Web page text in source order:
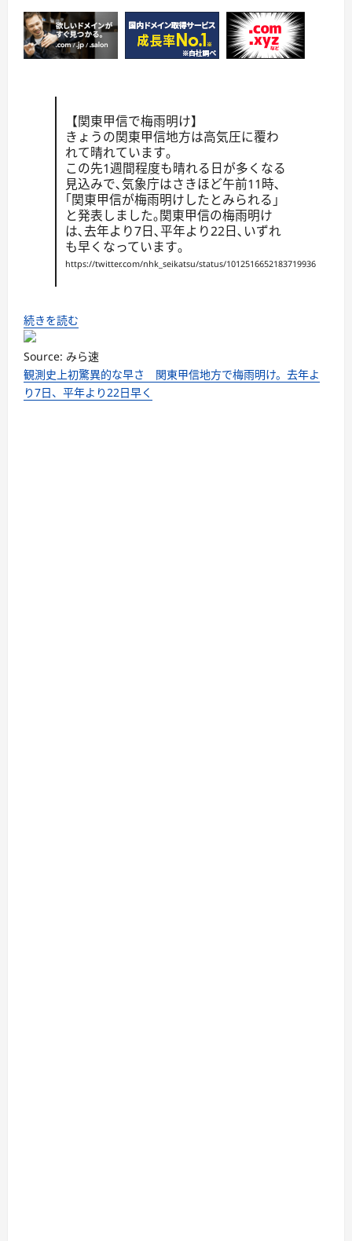
【関東甲信で梅雨明け】
きょうの関東甲信地方は高気圧に覆わ
れて晴れています｡
この先1週間程度も晴れる日が多くなる
見込みで､気象庁はさきほど午前11時､
｢関東甲信が梅雨明けしたとみられる｣
と発表しました｡関東甲信の梅雨明け
は､去年より7日､平年より22日､いずれ
も早くなっています｡
https://twitter.com/nhk_seikatsu/status/1012516652183719936
続きを読む
Source: みら速
観測史上初驚異的な早さ 関東甲信地方で梅雨明け。去年よ
り7日、平年より22日早く